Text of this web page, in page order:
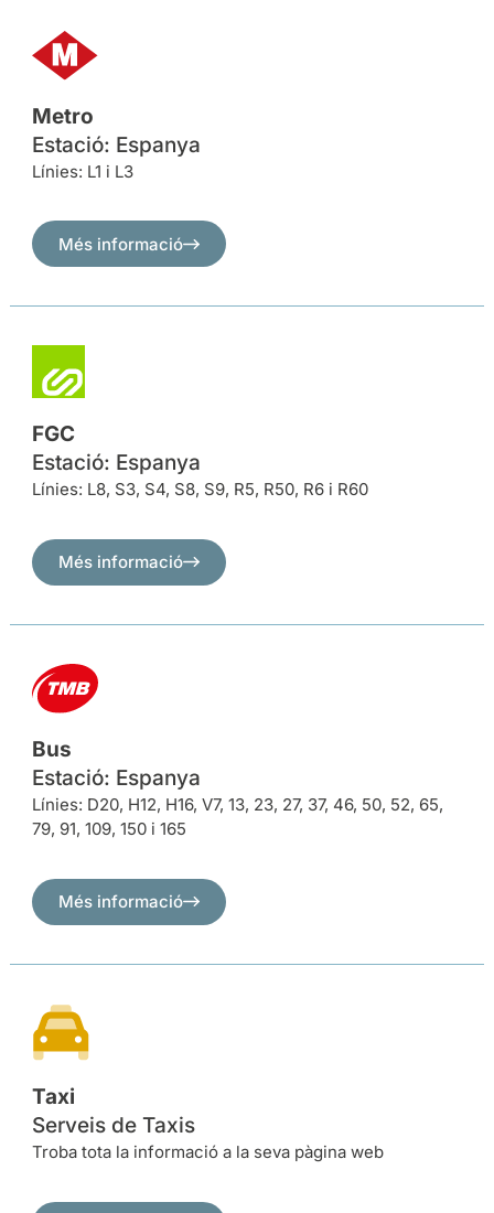
Metro
Estació: Espanya
Línies: L1 i L3
Més informació
FGC
Estació: Espanya
Línies: L8, S3, S4, S8, S9, R5, R50, R6 i R60
Més informació
Bus
Estació: Espanya
Línies: D20, H12, H16, V7, 13, 23, 27, 37, 46, 50, 52, 65,
79, 91, 109, 150 i 165
Més informació
Taxi
Serveis de Taxis
Troba tota la informació a la seva pàgina web